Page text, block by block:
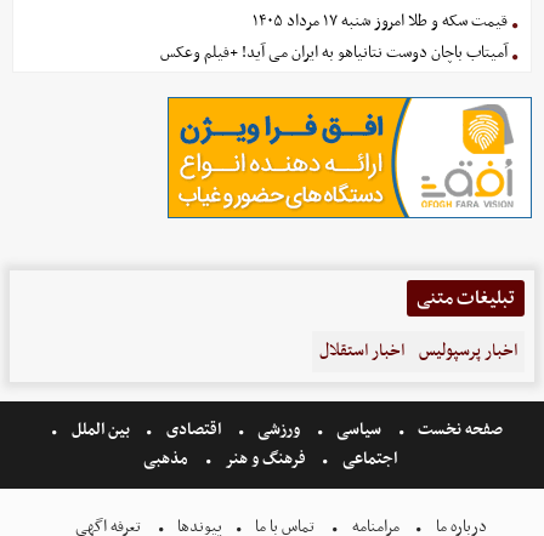
قیمت سکه و طلا امروز شنبه ۱۷ مرداد ۱۴۰۵
آمیتاب باچان دوست نتانیاهو به ایران می آید! +فیلم وعکس
تبلیغات متنی
اخبار پرسپولیس اخبار استقلال
صفحه نخست سیاسی ورزشی اقتصادی
بین الملل
اجتماعی
فرهنگ و هنر مذهبی
درباره ما مرامنامه تماس با ما پیوندها تعرفه اگهی